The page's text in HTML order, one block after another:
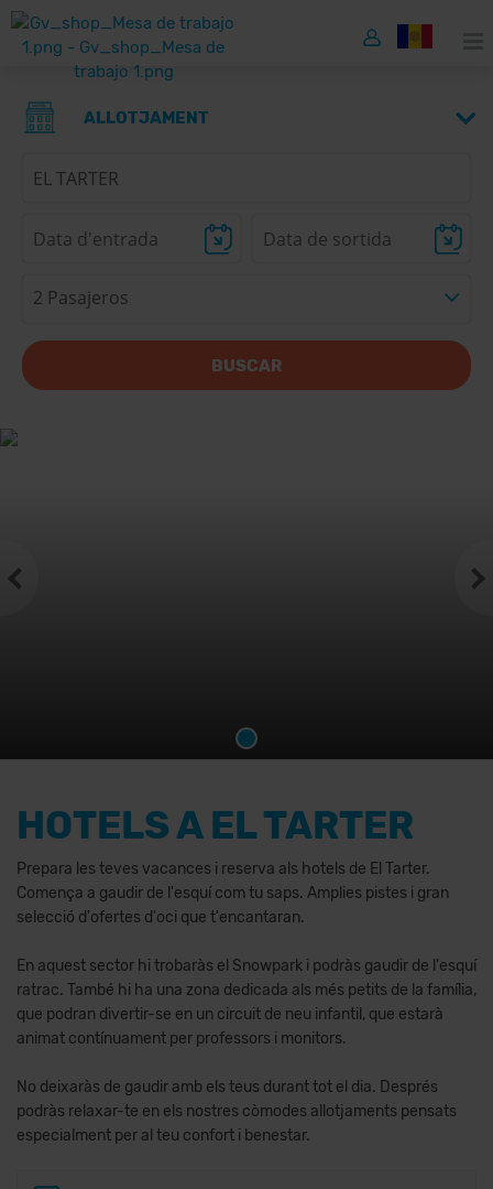
ALLOTJAMENT
2 Pasajeros
BUSCAR
HOTELS A EL TARTER
Prepara les teves vacances i reserva als hotels de El Tarter.
Comença a gaudir de l'esquí com tu saps. Amplies pistes i gran
selecció d'ofertes d'oci que t'encantaran.
En aquest sector hi trobaràs el Snowpark i podràs gaudir de l'esquí
ratrac. També hi ha una zona dedicada als més petits de la família,
que podran divertir-se en un circuit de neu infantil, que estarà
animat contínuament per professors i monitors.
No deixaràs de gaudir amb els teus durant tot el dia. Després
podràs relaxar-te en els nostres còmodes allotjaments pensats
especialment per al teu confort i benestar.